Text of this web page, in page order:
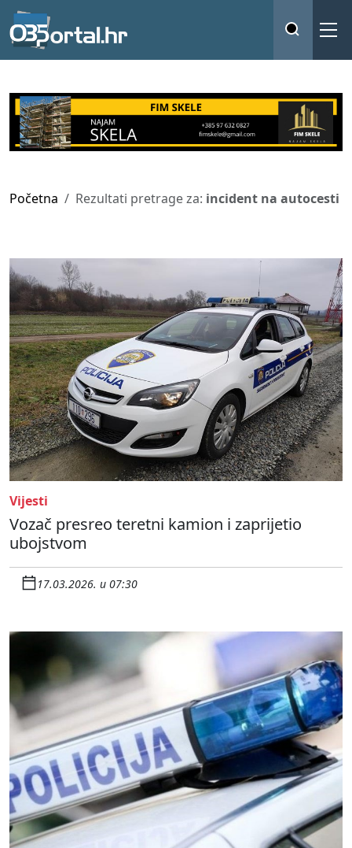
Početna Rezultati pretrage za: incident na autocesti
Vijesti
Vozač presreo teretni kamion i zaprijetio
ubojstvom
17.03.2026. u 07:30